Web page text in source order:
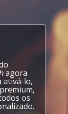
agora
ativá-lo,
os